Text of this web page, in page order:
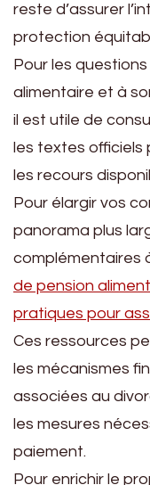
reste d’assurer
protection
Pour les
alimentaire et à
il est utile de
les textes officiels
les recours
Pour élargir vos
panorama plus
complémentaires
de pension
pratiques pour
Ces ressources
les mécanismes
associées au
les mesures
paiement.
Pour enrichir le